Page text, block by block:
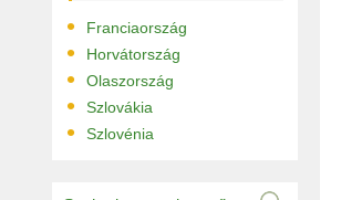
• Franciaország
• Horvátország
• Olaszország
• Szlovákia
• Szlovénia